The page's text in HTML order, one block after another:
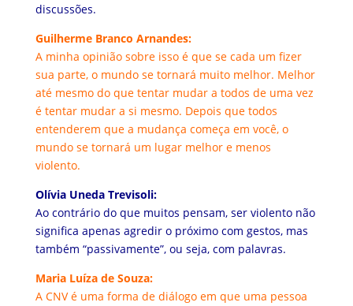
discussões.
Guilherme Branco Arnandes:
A minha opinião sobre isso é que se cada um fizer
sua parte, o mundo se tornará muito melhor. Melhor
até mesmo do que tentar mudar a todos de uma vez
é tentar mudar a si mesmo. Depois que todos
entenderem que a mudança começa em você, o
mundo se tornará um lugar melhor e menos
violento.
Olívia Uneda Trevisoli:
Ao contrário do que muitos pensam, ser violento não
significa apenas agredir o próximo com gestos, mas
também “passivamente”, ou seja, com palavras.
Maria Luíza de Souza:
A CNV é uma forma de diálogo em que uma pessoa